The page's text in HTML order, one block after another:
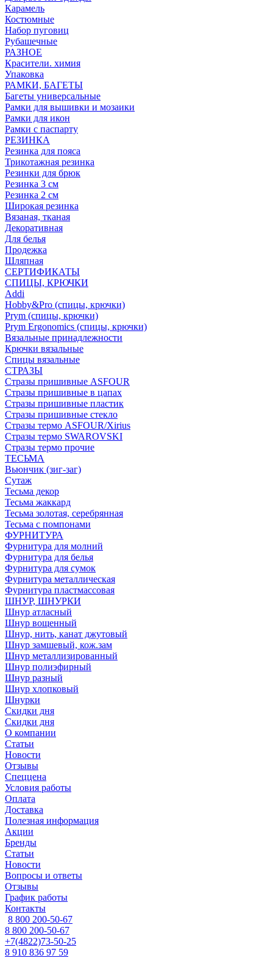
Карамель
Костюмные
Набор пуговиц
Рубашечные
РАЗНОЕ
Красители. химия
Упаковка
РАМКИ, БАГЕТЫ
Багеты универсальные
Рамки для вышивки и мозаики
Рамки для икон
Рамки с паспарту
РЕЗИНКА
Резинка для пояса
Трикотажная резинка
Резинки для брюк
Резинка 3 см
Резинка 2 см
Широкая резинка
Вязаная, тканая
Декоративная
Для белья
Продежка
Шляпная
СЕРТИФИКАТЫ
СПИЦЫ, КРЮЧКИ
Addi
Hobby&Pro (спицы, крючки)
Prym (спицы, крючки)
Prym Ergonomics (спицы, крючки)
Вязальные принадлежности
Крючки вязальные
Спицы вязальные
СТРАЗЫ
Стразы пришивные ASFOUR
Стразы пришивные в цапах
Стразы пришивные пластик
Стразы пришивные стекло
Стразы термо ASFOUR/Xirius
Стразы термо SWAROVSKI
Стразы термо прочие
ТЕСЬМА
Вьюнчик (зиг-заг)
Сутаж
Тесьма декор
Тесьма жаккард
Тесьма золотая, серебрянная
Тесьма с помпонами
ФУРНИТУРА
Фурнитура для молний
Фурнитура для белья
Фурнитура для сумок
Фурнитура металлическая
Фурнитура пластмассовая
ШНУР, ШНУРКИ
Шнур атласный
Шнур вощенный
Шнур, нить, канат джутовый
Шнур замшевый, кож.зам
Шнур металлизированный
Шнур полиэфирный
Шнур разный
Шнур хлопковый
Шнурки
Скидки дня
Скидки дня
О компании
Статьи
Новости
Отзывы
Спеццена
Условия работы
Оплата
Доставка
Полезная информация
Акции
Бренды
Статьи
Новости
Вопросы и ответы
Отзывы
График работы
Контакты
8 800 200-50-67
8 800 200-50-67
+7(4822)73-50-25
8 910 836 97 59